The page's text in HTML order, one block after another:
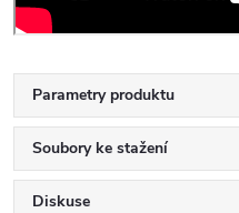
Parametry produktu
Soubory ke stažení
Diskuse